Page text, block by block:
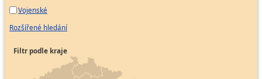
Vojenské
Rozšířené hledání
Filtr podle kraje